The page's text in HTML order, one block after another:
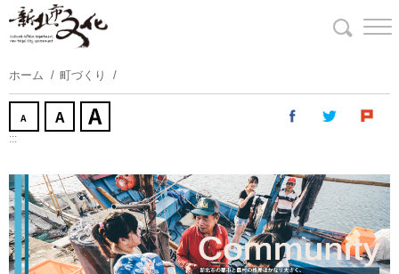
ン
ツ
ス
ッ
プ
す
る
ホーム 町づくり
:::